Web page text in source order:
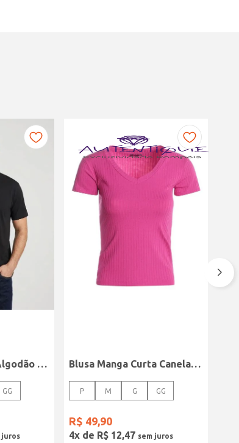
Camiseta Básica Algodão Peruano Elétron Masculina PRETO
GG
Blusa Manga Curta Canelada Autentique Feminina Rosa
P M G GG
R$ 49,90
4x de R$ 12,47